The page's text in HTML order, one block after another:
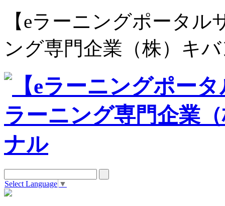
【eラーニングポータル
ング専門企業（株）キ
Select Language ▼